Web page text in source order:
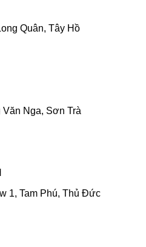
Quân, Tây Hồ
Nga, Sơn Trà
1, Tam Phú, Thủ Đức